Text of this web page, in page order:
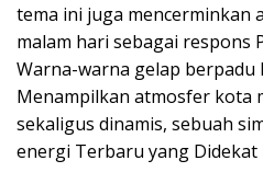
tema ini juga mencerminkan
malam hari sebagai respons
Warna-warna gelap berpadu
Menampilkan atmosfer kota
sekaligus dinamis, sebuah
energi Terbaru yang Didekat